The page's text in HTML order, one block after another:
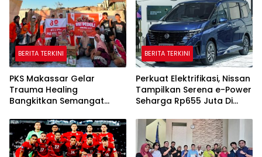
BERITA TERKINI
PKS Makassar Gelar
Trauma Healing
Bangkitkan Semangat
BERITA TERKINI
Perkuat Elektrifikasi, Nissan
Tampilkan Serena e-Power
Seharga Rp655 Juta Di